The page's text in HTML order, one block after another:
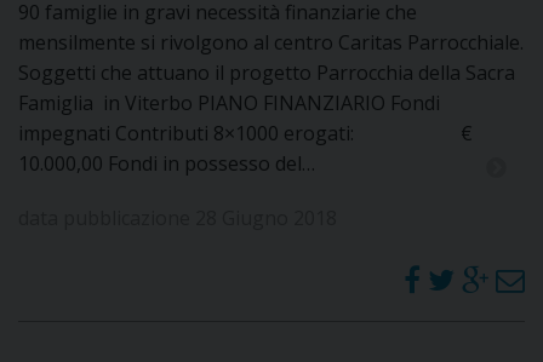
90 famiglie in gravi necessità finanziarie che
mensilmente si rivolgono al centro Caritas Parrocchiale.
Soggetti che attuano il progetto Parrocchia della Sacra
Famiglia in Viterbo PIANO FINANZIARIO Fondi
impegnati Contributi 8×1000 erogati: €
10.000,00 Fondi in possesso del…